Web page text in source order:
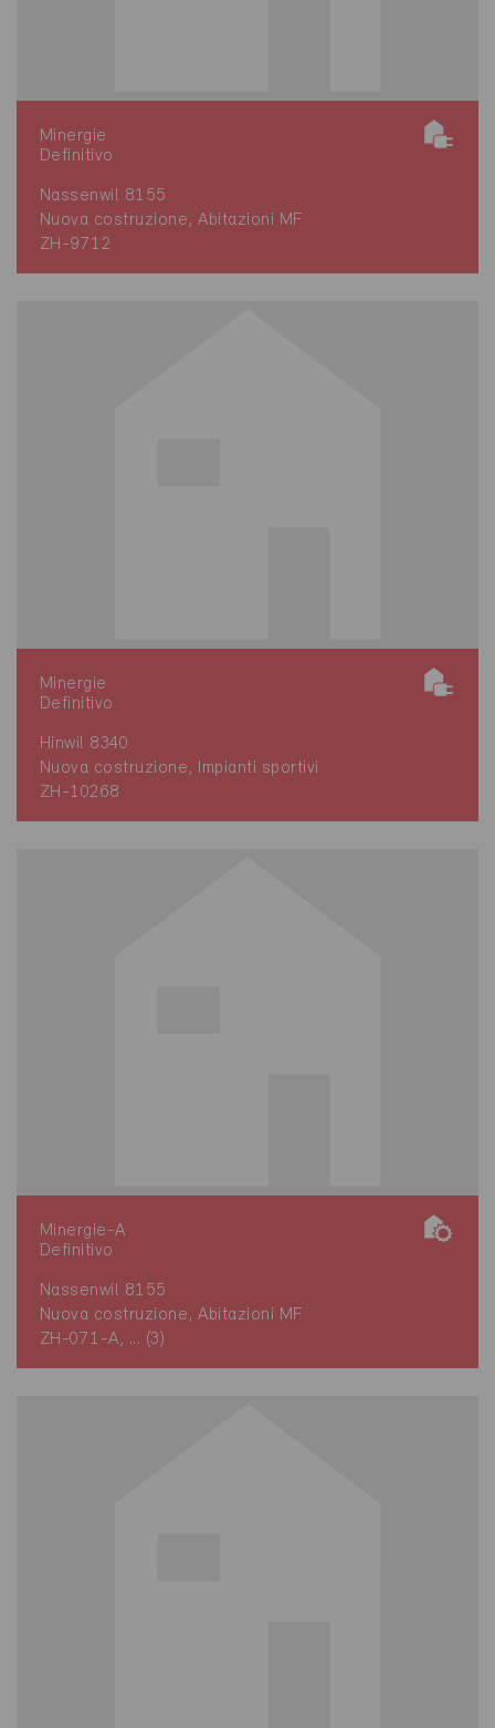
Minergie
Definitivo
Nassenwil 8155
Nuova costruzione, Abitazioni MF
ZH-9712
Minergie
Definitivo
Hinwil 8340
Nuova costruzione, Impianti sportivi
ZH-10268
Minergie-A
Definitivo
Nassenwil 8155
Nuova costruzione, Abitazioni MF
ZH-071-A, ... (3)